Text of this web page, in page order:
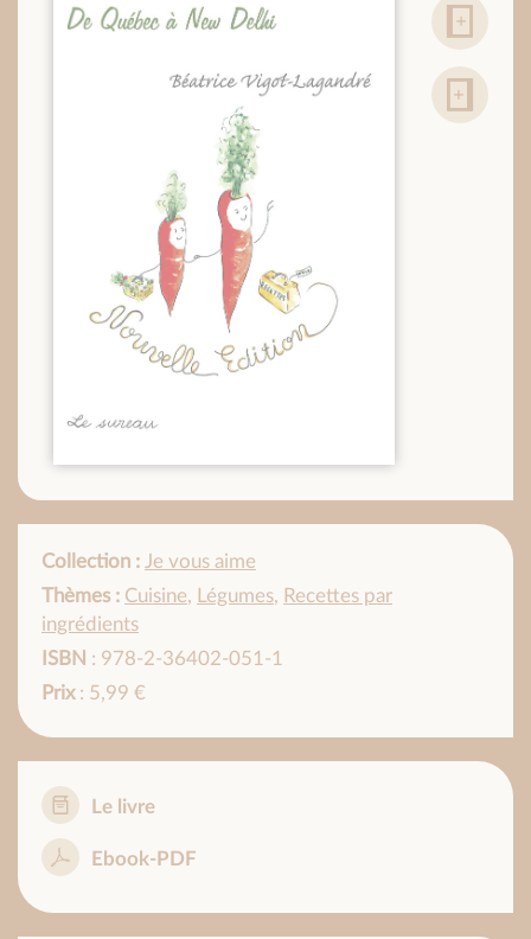
Collection : Je vous aime
Thèmes : Cuisine, Légumes, Recettes par
ingrédients
ISBN : 978-2-36402-051-1
Prix: 5,99 €
Le livre
Ebook-PDF